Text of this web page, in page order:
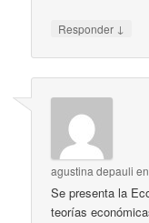
Responder ↓
agustina depauli
Se presenta la
teorías